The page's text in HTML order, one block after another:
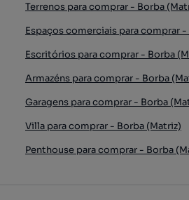
Terrenos para comprar - Borba
Espaços comerciais para comprar -
Escritórios para comprar - Borba
Armazéns para comprar - Borba
Garagens para comprar - Borba
Villa para comprar - Borba (Matriz)
Penthouse para comprar - Borba